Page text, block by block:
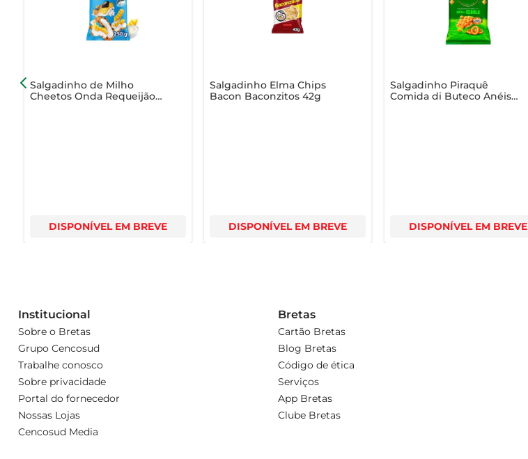
Salgadinho de Milho
Cheetos Onda Requeijão
DISPONÍVEL EM BREVE
Salgadinho Elma Chips
Bacon Baconzitos 42g
DISPONÍVEL EM BREVE
Salgadinho Piraquê
Comida di Buteco Anéis
DISPONÍVEL EM BREVE
Institucional
Sobre o Bretas
Grupo Cencosud
Trabalhe conosco
Sobre privacidade
Portal do fornecedor
Nossas Lojas
Cencosud Media
Bretas
Cartão Bretas
Blog Bretas
Código de ética
Serviços
App Bretas
Clube Bretas